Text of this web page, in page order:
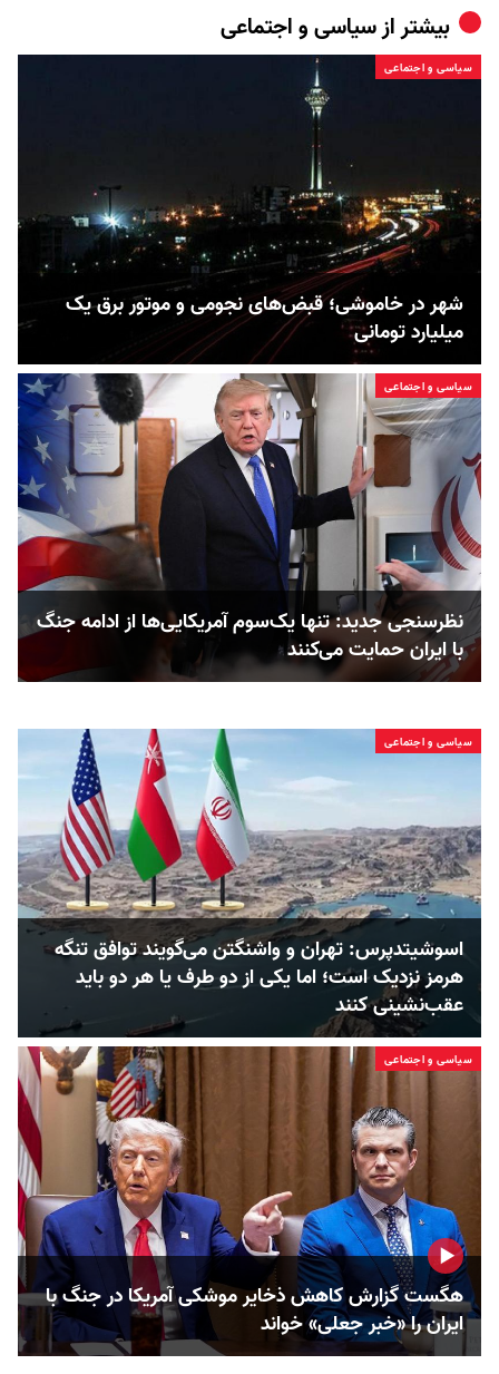
بیشتر ازسیاسی و اجتماعی
سیاسی و اجتماعی
شهر در خاموشی؛ قبض‌های نجومی و موتور برق یک
میلیارد تومانی
سیاسی و اجتماعی
نظرسنجی جدید: تنها یک‌سوم آمریکایی‌ها از ادامه جنگ
با ایران حمایت می‌کنند
سیاسی و اجتماعی
اسوشیتدپرس: تهران و واشنگتن می‌گویند توافق تنگه
هرمز نزدیک است؛ اما یکی از دو طرف یا هر دو باید
عقب‌نشینی کنند
سیاسی و اجتماعی
هگست گزارش کاهش ذخایر موشکی آمریکا در جنگ با
ایران را «خبر جعلی» خواند